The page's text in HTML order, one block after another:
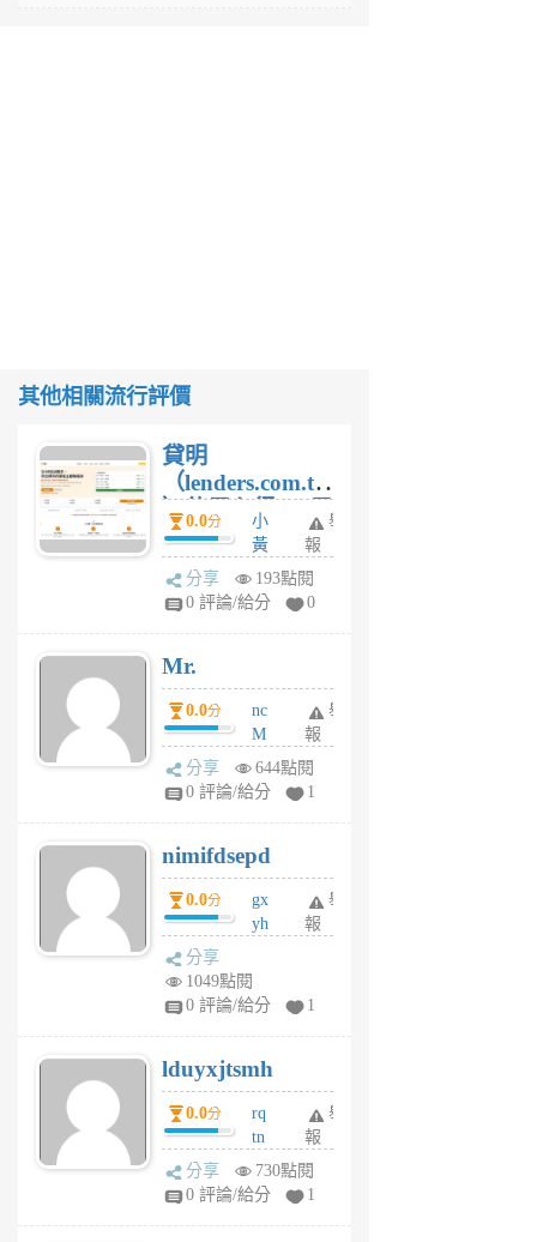
其他相關流行評價
貸明
（lenders.com.tw
）使用心得 — 民
間貸款比較平台
體驗
0.0分
小
黃
蜂
1
舉
報
分享
193點閱
0 評論/給分
0
Mr.
0.0分
nc
M
U
F
U
5
個
月
舉
報
分享
644點閱
0 評論/給分
1
nimifdsepd
0.0分
gx
yh
jl
月
前
舉
報
分享
1049點閱
0 評論/給分
1
lduyxjtsmh
0.0分
rq
tn
jt
gl
舉
報
分享
730點閱
0 評論/給分
1